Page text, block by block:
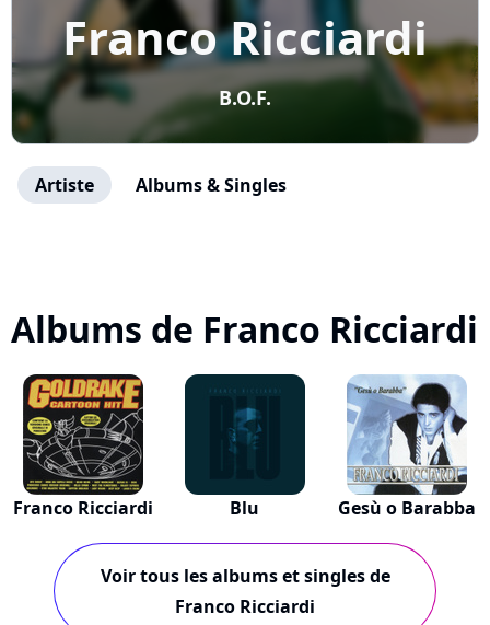
Franco Ricciardi
B.O.F.
Artiste Albums & Singles
Albums de Franco Ricciardi
Franco Ricciardi Blu Gesù o Barabba
Voir tous les albums et singles de
Franco Ricciardi